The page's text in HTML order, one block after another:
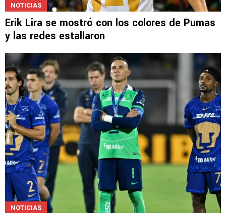
Erik Lira se mostró con los colores de Pumas
y las redes estallaron